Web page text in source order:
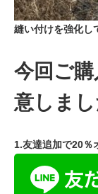
縫い付けを強化し
今回ご
意しまし
1.友達追加で20％